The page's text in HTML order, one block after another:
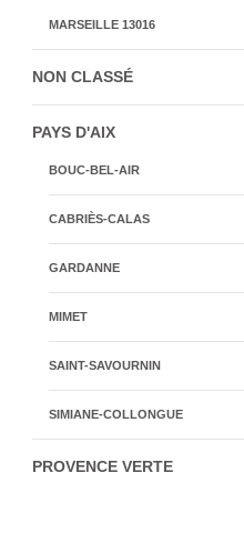
MARSEILLE 13016
NON CLASSÉ
PAYS D'AIX
BOUC-BEL-AIR
CABRIÈS-CALAS
GARDANNE
MIMET
SAINT-SAVOURNIN
SIMIANE-COLLONGUE
PROVENCE VERTE